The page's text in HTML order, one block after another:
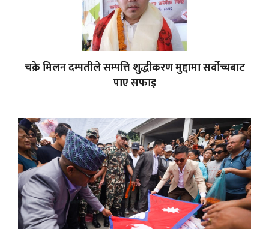
चक्रे मिलन दम्पतीले सम्पत्ति शुद्धीकरण मुद्दामा सर्वोच्चबाट
पाए सफाइ